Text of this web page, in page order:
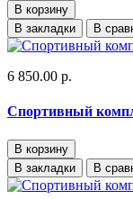
В корзину
В закладки
В
6 850.00 р.
Спортивный
В корзину
В закладки
В